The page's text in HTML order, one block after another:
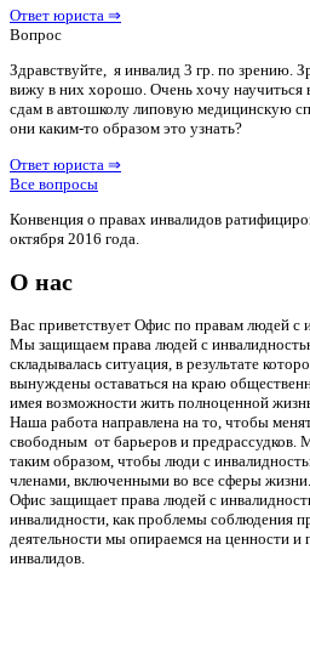
Ответ юриста ⇒
Вопрос
Здравствуйте, я инвалид 3 гр. по зрению.
вижу в них хорошо. Очень хочу научиться
сдам в автошколу липовую медицинскую
они каким-то образом это узнать?
Ответ юриста ⇒
Все вопросы
Конвенция о правах инвалидов
октября 2016 года.
О нас
Вас приветствует Офис по правам людей с
Мы защищаем права людей с
складывалась ситуация, в результате
вынуждены оставаться на краю
имея возможности жить полноценной
Наша работа направлена на то, чтобы
свободным от барьеров и предрассудков.
таким образом, чтобы люди с
членами, включенными во все сферы жизни.
Офис защищает права людей с
инвалидности, как проблемы соблюдения
деятельности мы опираемся на ценности
инвалидов.